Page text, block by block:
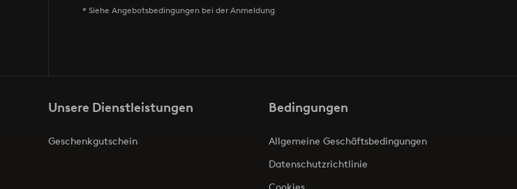
* Siehe Angebotsbedingungen bei der Anmeldung
Unsere Dienstleistungen
Geschenkgutschein
Bedingungen
Allgemeine Geschäftsbedingungen
Datenschutzrichtlinie